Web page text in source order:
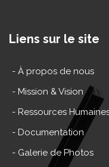
Liens sur le site
- À propos de nous
- Mission & Vision
- Ressources
- Documentation
- Galerie de Photos